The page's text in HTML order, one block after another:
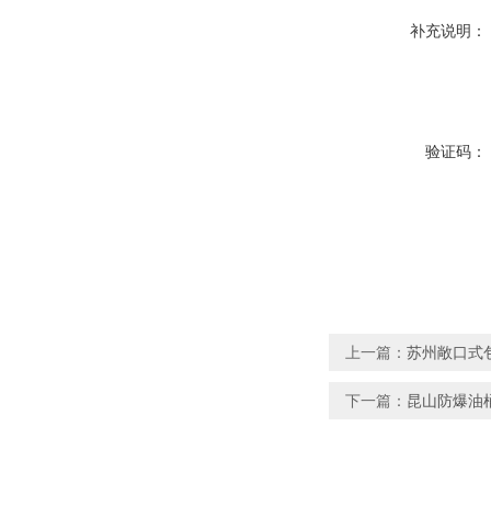
补充说明：
验证码：
上一篇： 苏州敞口式
下一篇： 昆山防爆油